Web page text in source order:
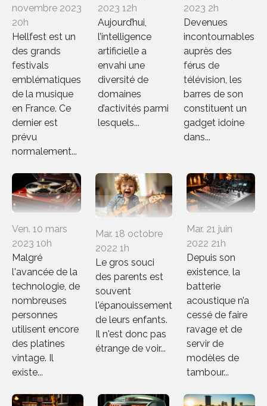
novembre 2023
20h
Hellfest est un
des grands
festivals
emblématiques
de la musique
en France. Ce
dernier est
prévu
normalement...
2023 12h
Aujourd’hui,
l’intelligence
artificielle a
envahi une
diversité de
domaines
d’activités parmi
lesquels...
2023 2h
Devenues
incontournables
auprès des
férus de
télévision, les
barres de son
constituent un
gadget idoine
dans...
Ven. 10 mars
2023 10h
Malgré
l'avancée de la
technologie, de
nombreuses
personnes
utilisent encore
des platines
vintage. Il
existe...
Mar. 18 octobre
2022 1h
Le gros souci
des parents est
souvent
l'épanouissement
de leurs enfants.
Il n'est donc pas
étrange de voir...
Mar. 21 juin
2022 21h
Depuis son
existence, la
batterie
acoustique n’a
cessé de faire
ravage et de
servir de
modèles de
tambour...